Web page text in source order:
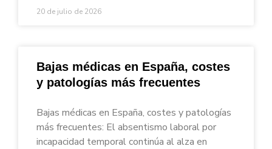
20 de julio de 2026
Bajas médicas en España, costes
y patologías más frecuentes
Bajas médicas en España, costes y patologías
más frecuentes: El absentismo laboral por
incapacidad temporal continúa al alza en